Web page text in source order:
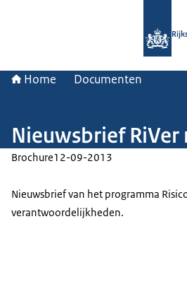
Home Documenten
Nieuwsbrief
Brochure12-09-2013
Nieuwsbrief van het programma
verantwoordelijkheden.